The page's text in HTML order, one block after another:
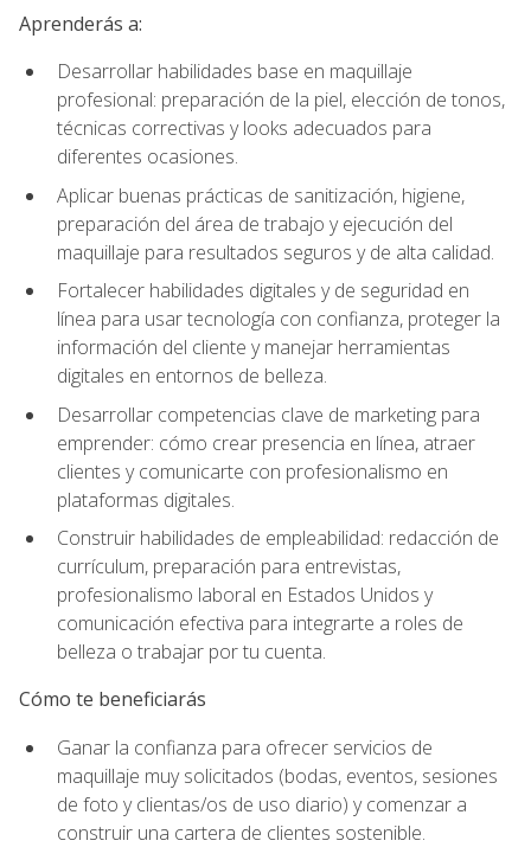
Aprenderás a:
Desarrollar habilidades base en maquillaje
profesional: preparación de la piel, elección de tonos,
técnicas correctivas y looks adecuados para
diferentes ocasiones.
Aplicar buenas prácticas de sanitización, higiene,
preparación del área de trabajo y ejecución del
maquillaje para resultados seguros y de alta calidad.
Fortalecer habilidades digitales y de seguridad en
línea para usar tecnología con confianza, proteger la
información del cliente y manejar herramientas
digitales en entornos de belleza.
Desarrollar competencias clave de marketing para
emprender: cómo crear presencia en línea, atraer
clientes y comunicarte con profesionalismo en
plataformas digitales.
Construir habilidades de empleabilidad: redacción de
currículum, preparación para entrevistas,
profesionalismo laboral en Estados Unidos y
comunicación efectiva para integrarte a roles de
belleza o trabajar por tu cuenta.
Cómo te beneficiarás
Ganar la confianza para ofrecer servicios de
maquillaje muy solicitados (bodas, eventos, sesiones
de foto y clientas/os de uso diario) y comenzar a
construir una cartera de clientes sostenible.